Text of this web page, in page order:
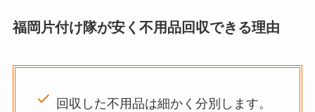
福岡片付け隊が安く不用品回収できる理由
回収した不用品は細かく分別します。